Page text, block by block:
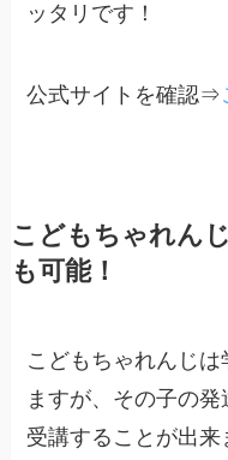
ッタリです！
公式サイトを確認⇒
こどもちゃれん
も可能！
こどもちゃれんじ
ますが、その子の
受講することが出来